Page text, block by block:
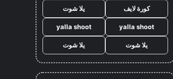
كورة لايف يلا شوت
yalla shoot
yalla shoot
يلا شوت يلا شوت